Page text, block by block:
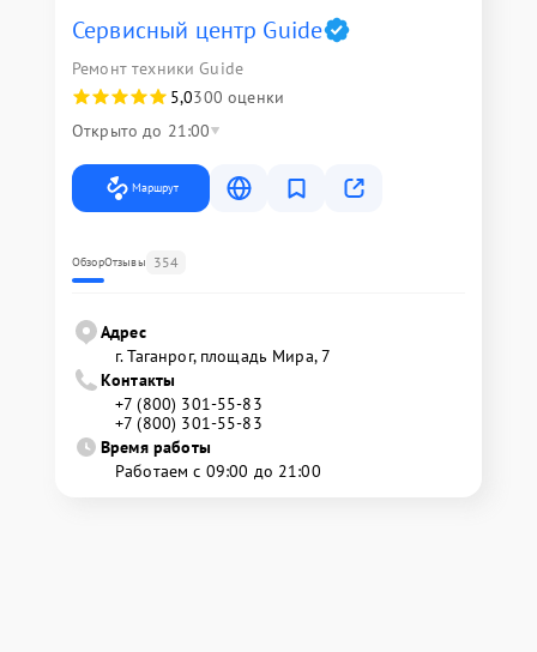
Сервисный центр Guide
Ремонт техники Guide
5,0300 оценки
Открыто до 21:00
Маршрут
ОбзорОтзывы 354
Адрес
г. Таганрог, площадь Мира, 7
Контакты
+7 (800) 301-55-83
+7 (800) 301-55-83
Время работы
Работаем с 09:00 до 21:00